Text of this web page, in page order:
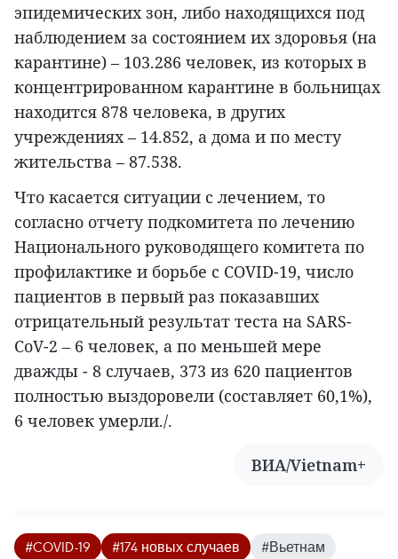
эпидемических зон, либо находящихся под
наблюдением за состоянием их здоровья (на
карантине) – 103.286 человек, из которых в
концентрированном карантине в больницах
находится 878 человека, в других
учреждениях – 14.852, а дома и по месту
жительства – 87.538.
Что касается ситуации с лечением, то
согласно отчету подкомитета по лечению
Национального руководящего комитета по
профилактике и борьбе с COVID-19, число
пациентов в первый раз показавших
отрицательный результат теста на SARS-
CoV-2 – 6 человек, а по меньшей мере
дважды - 8 случаев, 373 из 620 пациентов
полностью выздоровели (составляет 60,1%),
6 человек умерли./.
ВИА/Vietnam+
#COVID-19 #174 новых случаев #Вьетнам